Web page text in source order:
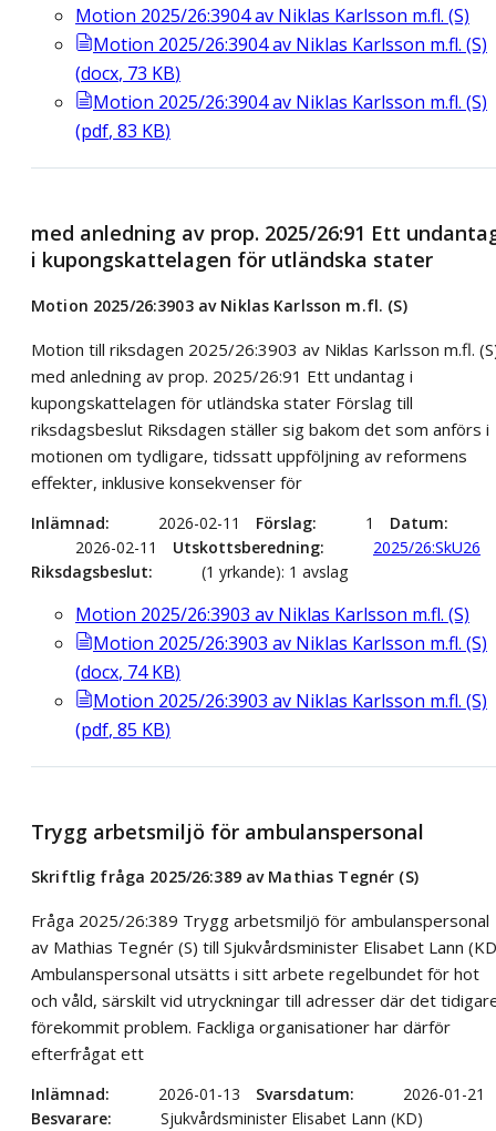
Motion 2025/26:3904 av Niklas Karlsson m.fl. (S)
Motion 2025/26:3904 av Niklas Karlsson m.fl. (S)
(docx, 73 KB)
Motion 2025/26:3904 av Niklas Karlsson m.fl. (S)
(pdf, 83 KB)
med anledning av prop. 2025/26:91 Ett
i kupongskattelagen för utländska stater
Motion 2025/26:3903 av Niklas Karlsson m.fl. (S)
Motion till riksdagen 2025/26:3903 av Niklas Karlsson m.fl.
med anledning av prop. 2025/26:91 Ett undantag i
kupongskattelagen för utländska stater Förslag till
riksdagsbeslut Riksdagen ställer sig bakom det som anförs i
motionen om tydligare, tidssatt uppföljning av reformens
effekter, inklusive konsekvenser för
Inlämnad 2026-02-11 Förslag 1
Datum
2026-02-11
Utskottsberedning
2025/26:SkU26
Riksdagsbeslut
(1 yrkande): 1 avslag
Motion 2025/26:3903 av Niklas Karlsson m.fl. (S)
Motion 2025/26:3903 av Niklas Karlsson m.fl. (S)
(docx, 74 KB)
Motion 2025/26:3903 av Niklas Karlsson m.fl. (S)
(pdf, 85 KB)
Trygg arbetsmiljö för ambulanspersonal
Skriftlig fråga 2025/26:389 av Mathias Tegnér (S)
Fråga 2025/26:389 Trygg arbetsmiljö för ambulanspersonal
av Mathias Tegnér (S) till Sjukvårdsminister Elisabet Lann
Ambulanspersonal utsätts i sitt arbete regelbundet för hot
och våld, särskilt vid utryckningar till adresser där det
förekommit problem. Fackliga organisationer har därför
efterfrågat ett
Inlämnad 2026-01-13 Svarsdatum
2026-01-21
Besvarare
Sjukvårdsminister Elisabet Lann (KD)